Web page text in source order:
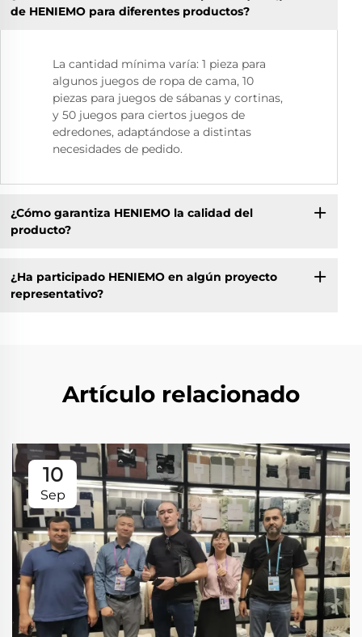
de HENIEMO para diferentes productos?
La cantidad mínima varía: 1 pieza para
algunos juegos de ropa de cama, 10
piezas para juegos de sábanas y cortinas,
y 50 juegos para ciertos juegos de
edredones, adaptándose a distintas
necesidades de pedido.
¿Cómo garantiza HENIEMO la calidad del
producto?
¿Ha participado HENIEMO en algún proyecto
representativo?
Artículo relacionado
10
Sep